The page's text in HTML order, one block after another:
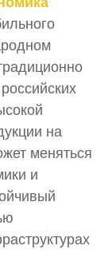
на
меняться
и